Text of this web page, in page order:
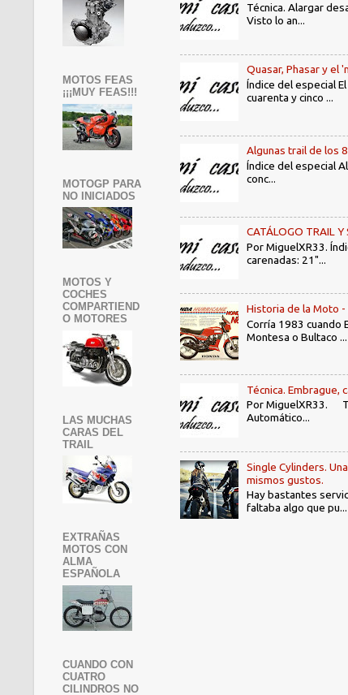
Técnica. Alargar
Visto lo an...
Quasar, Phasar y el
Índice del especial
cuarenta y cinco ...
Algunas trail de los
Índice del especial
conc...
CATÁLOGO TRAIL
Por MiguelXR33.
carenadas: 21"...
Historia de la Moto -
Corría 1983 cuando
Montesa o Bultaco ...
Técnica.
Por MiguelXR33.
Automático...
Single Cylinders.
mismos gustos.
Hay bastantes
faltaba algo que pu...
MOTOS FEAS
¡¡¡MUY FEAS!!!
MOTOGP PARA
NO INICIADOS
MOTOS Y
COCHES
COMPARTIEND
O MOTORES
LAS MUCHAS
CARAS DEL
TRAIL
EXTRAÑAS
MOTOS CON
ALMA
ESPAÑOLA
CUANDO CON
CUATRO
CILINDROS NO